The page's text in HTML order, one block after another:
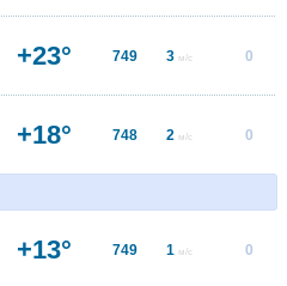
+23° 749 3 м/с 0
+18° 748 2 м/с 0
+13° 749 1 м/с 0